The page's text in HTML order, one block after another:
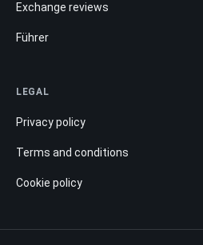
Exchange reviews
Führer
LEGAL
Privacy policy
Terms and conditions
Cookie policy